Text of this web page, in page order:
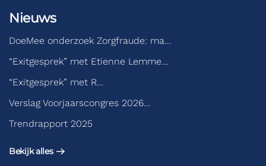
Nieuws
DoeMee onderzoek Zorgfraude: ma…
“Exitgesprek” met Etienne Lemme…
“Exitgesprek” met R…
Verslag Voorjaarscongres 2026…
Trendrapport 2025
Bekijk alles